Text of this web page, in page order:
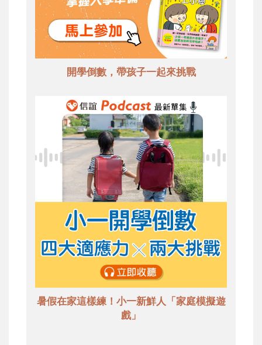
開學倒數，帶孩子一起來挑戰
暑假在家這樣練！小一新鮮人「家庭模擬遊
戲」